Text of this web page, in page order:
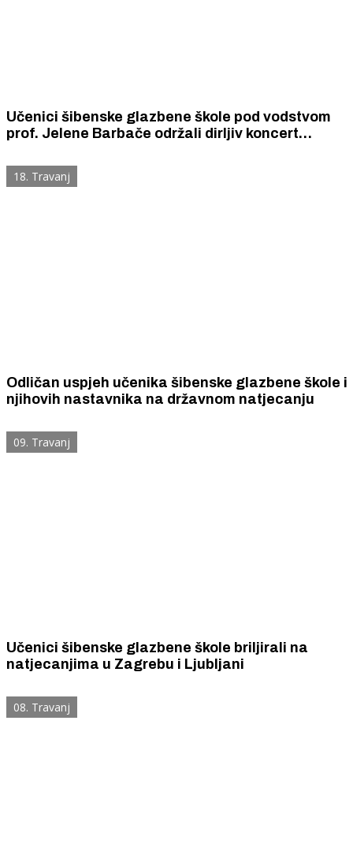
Učenici šibenske glazbene škole pod vodstvom
prof. Jelene Barbače održali dirljiv koncert
18. Travanj
Odličan uspjeh učenika šibenske glazbene škole i
njihovih nastavnika na državnom natjecanju
09. Travanj
Učenici šibenske glazbene škole briljirali na
natjecanjima u Zagrebu i Ljubljani
08. Travanj